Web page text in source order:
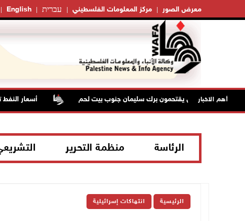
English עברית مركز المعلومات الفلسطيني معرض الصور
أهم الاخبار
قوات الاحتلال يقتحمون برك سليمان جنوب بيت لحم أسعار النفط
الرئاسة منظمة التحرير
الرئيسية انتهاكات إسرائيلية